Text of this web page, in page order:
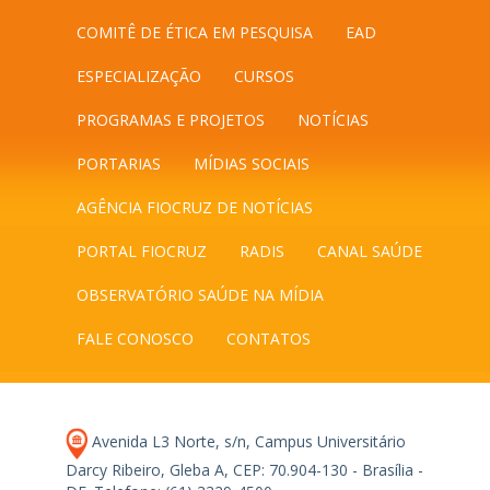
COMITÊ DE ÉTICA EM PESQUISA EAD
ESPECIALIZAÇÃO CURSOS
PROGRAMAS E PROJETOS NOTÍCIAS
PORTARIAS MÍDIAS SOCIAIS
AGÊNCIA FIOCRUZ DE NOTÍCIAS
PORTAL FIOCRUZ RADIS CANAL SAÚDE
OBSERVATÓRIO SAÚDE NA MÍDIA
FALE CONOSCO CONTATOS
Avenida L3 Norte, s/n, Campus Universitário
Darcy Ribeiro, Gleba A, CEP: 70.904-130 - Brasília -